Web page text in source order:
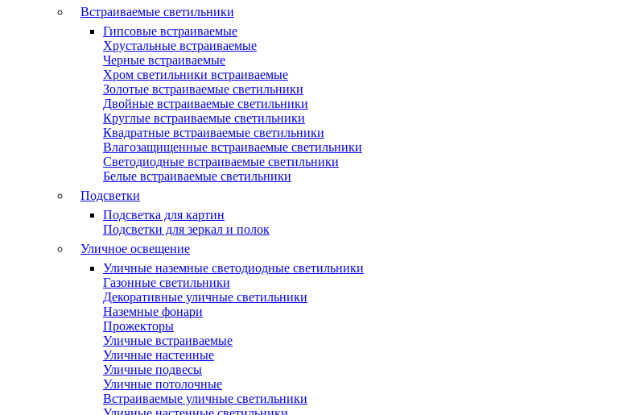
Встраиваемые светильники
Гипсовые встраиваемые
Хрустальные встраиваемые
Черные встраиваемые
Хром светильники встраиваемые
Золотые встраиваемые светильники
Двойные встраиваемые светильники
Круглые встраиваемые светильники
Квадратные встраиваемые светильники
Влагозащищенные встраиваемые светильники
Светодиодные встраиваемые светильники
Белые встраиваемые светильники
Подсветки
Подсветка для картин
Подсветки для зеркал и полок
Уличное освещение
Уличные наземные светодиодные светильники
Газонные светильники
Декоративные уличные светильники
Наземные фонари
Прожекторы
Уличные встраиваемые
Уличные настенные
Уличные подвесы
Уличные потолочные
Встраиваемые уличные светильники